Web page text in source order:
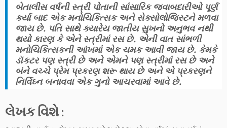
બેતાલીસ વર્ષની સ્ત્રી પોતાની સાંસારિક જવાબદારીઓ પૂર્ણ
કર્યા બાદ એક મનોચિકિત્સક અને સેક્સોલોજિસ્ટને મળવા
જાય છે. પતિ સાથે ક્યારેય જાતીય સુખનો અનુભવ નથી
થયો કારણ કે એને સ્ત્રીમાં રસ છે. એની વાત સાંભળી
મનોચિકિત્સકની આંખમાં એક ચમક આવી જાય છે. કેમકે
ડૉકટર પણ સ્ત્રી છે અને એમને પણ સ્ત્રીમાં રસ છે અને
બંને વચ્ચે પ્રેમ પ્રકરણ શરૂ થાય છે અને એ પ્રકરણને
નિર્વિઘ્ન બનાવવા એક ગુનો આચરવામાં આવે છે.
લેખક વિશે :